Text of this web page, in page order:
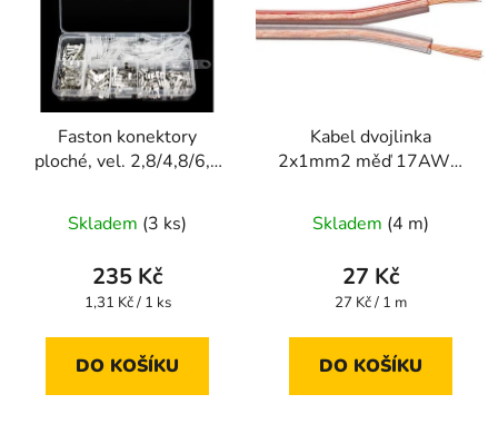
Faston konektory
ploché, vel. 2,8/4,8/6,3
Skladem (3 ks)
235 Kč
Měrná
1,31 Kč / 1 ks
DO KOŠÍKU
Kabel dvojlinka
2x1mm2 měď 17AWG
Skladem (4 m)
27 Kč
Měrná
27 Kč / 1 m
DO KOŠÍKU